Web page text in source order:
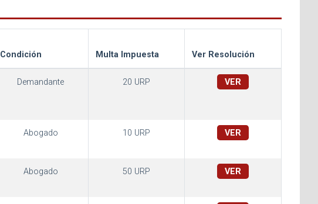
Condición Multa Impuesta Ver Resolución
Demandante 20 URP VER
Abogado 10 URP VER
Abogado 50 URP VER